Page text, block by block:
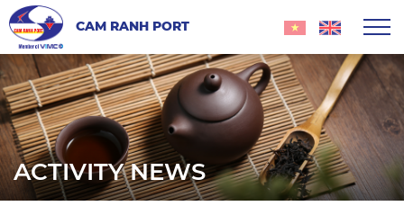
CAM RANH PORT
ACTIVITY NEWS